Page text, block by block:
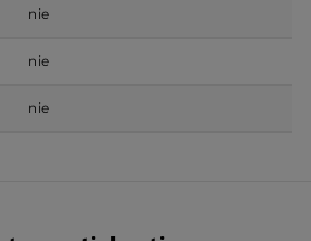
nie
nie
nie